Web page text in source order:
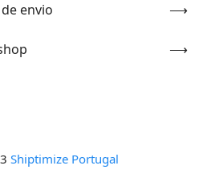
envio
Shiptimize Portugal